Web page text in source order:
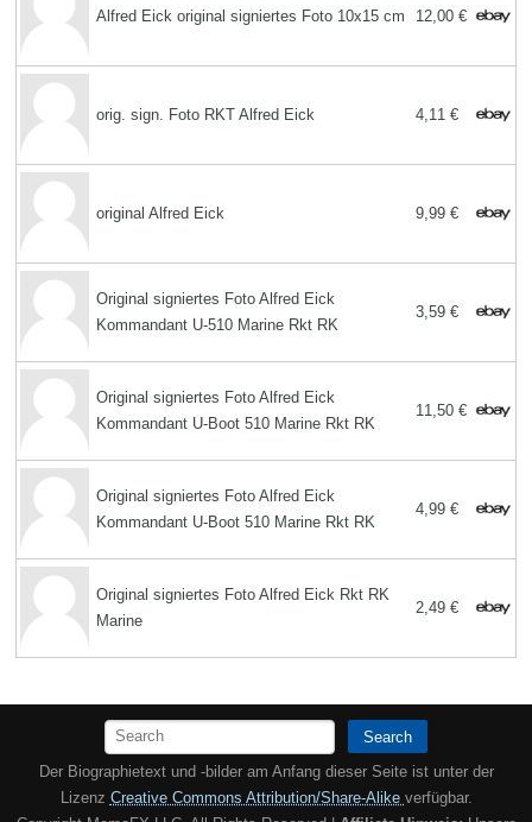
Alfred Eick original signiertes Foto 10x15 cm 12,00 €
orig. sign. Foto RKT Alfred Eick 4,11 €
original Alfred Eick 9,99 €
Original signiertes Foto Alfred Eick
Kommandant U-510 Marine Rkt RK
3,59 €
Original signiertes Foto Alfred Eick
Kommandant U-Boot 510 Marine Rkt RK
11,50 €
Original signiertes Foto Alfred Eick
Kommandant U-Boot 510 Marine Rkt RK
4,99 €
Original signiertes Foto Alfred Eick Rkt RK
Marine
2,49 €
Search
Der Biographietext und -bilder am Anfang dieser Seite ist unter der
Lizenz Creative Commons Attribution/Share-Alike verfügbar.